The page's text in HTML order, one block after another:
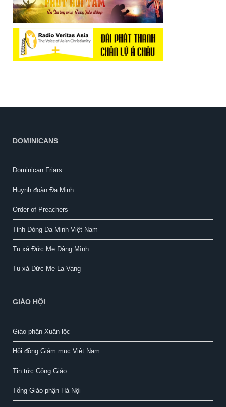
DOMINICANS
Dominican Friars
Huynh đoàn Đa Minh
Order of Preachers
Tỉnh Dòng Đa Minh Việt Nam
Tu xá Đức Mẹ Dâng Mình
Tu xá Đức Mẹ La Vang
GIÁO HỘI
Giáo phận Xuân lộc
Hội đồng Giám mục Việt Nam
Tin tức Công Giáo
Tổng Giáo phận Hà Nội